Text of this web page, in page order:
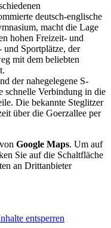
deutsch-englische
macht die Lage
hohen Freizeit- und
und Sportplätze, der
mit dem beliebten
der nahegelegene S-
schnelle Verbindung in die
Die bekannte Steglitzer
über die Goerzallee per
Google Maps. Um auf
Sie auf die Schaltfläche
an Drittanbieter
entsperren